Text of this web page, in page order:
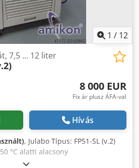
1 / 12
7,5 ... 12 liter
8 000 EUR
Fix ár plusz ÁFA-val
Hívás
, Julabo Típus: FP51-SL (v.2)
°C alatti alacsony
belső és külső